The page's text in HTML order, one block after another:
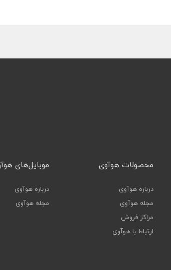
محصولات هوآوی
درباره هوآوی
مجله هوآوی
مراکز فروش
ارتباط با هوآوی
موبایل‌های
درباره هوآوی
مجله هوآوی